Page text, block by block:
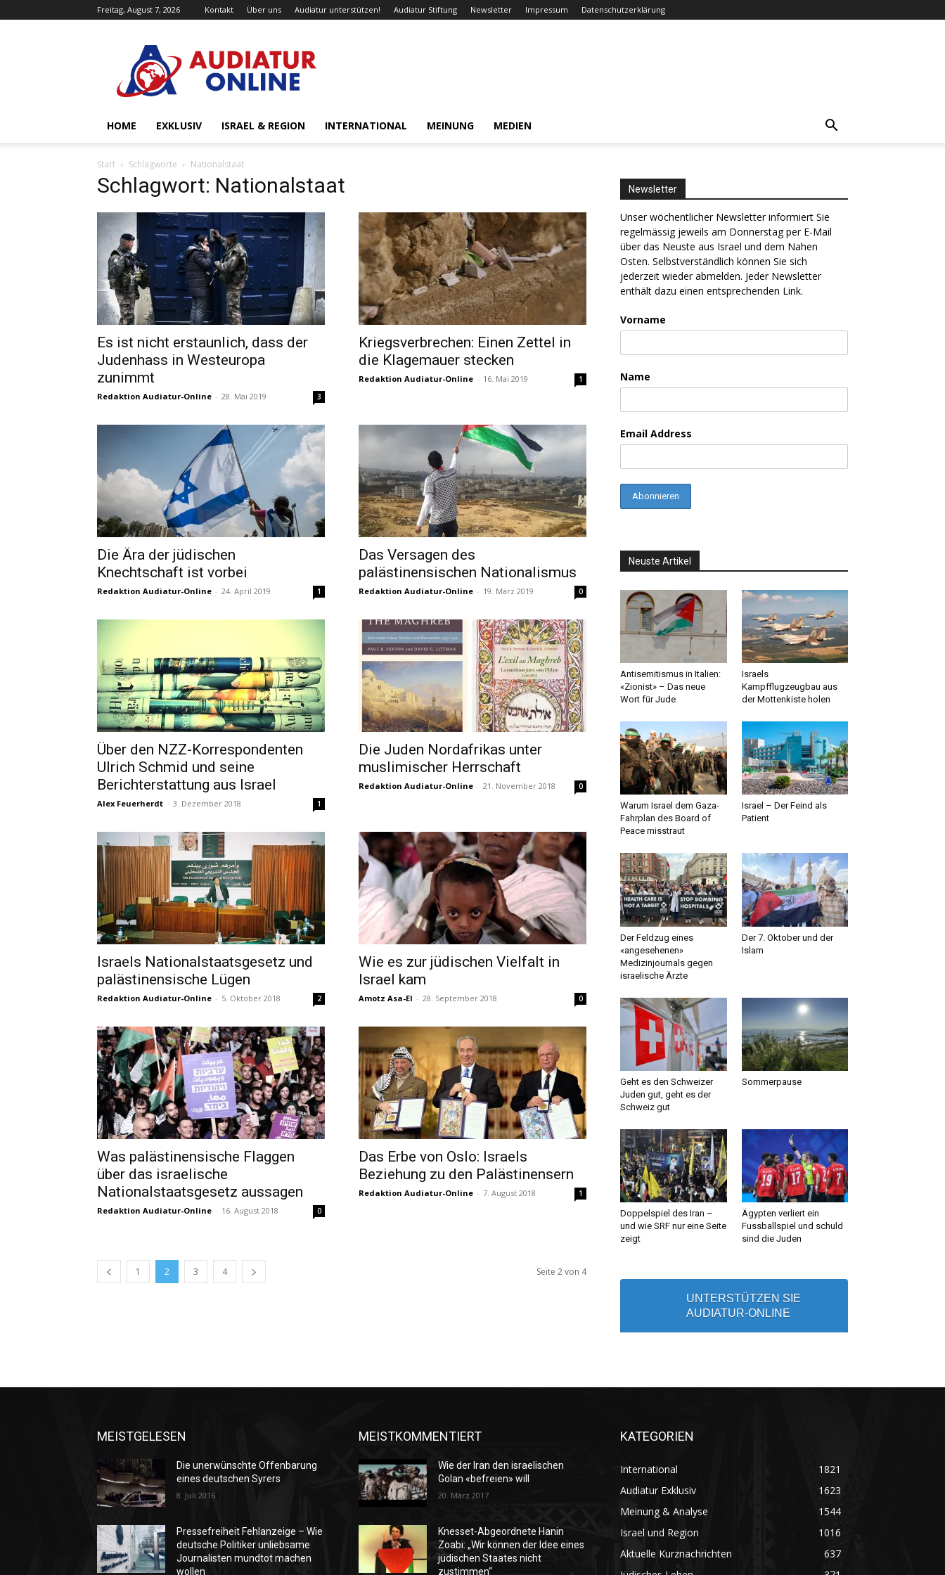
Freitag, August 7, 2026 Kontakt Über uns Audiatur unterstützen! Audiatur Stiftung Newsletter Impressum Datenschutzerklärung
Online
HOME EXKLUSIV ISRAEL & REGION INTERNATIONAL MEINUNG MEDIEN
Start Schlagworte Nationalstaat
Schlagwort: Nationalstaat
Es ist nicht erstaunlich, dass der
Judenhass in Westeuropa
zunimmt
Redaktion Audiatur-Online - 28. Mai 2019 3
Kriegsverbrechen: Einen Zettel in
die Klagemauer stecken
Redaktion Audiatur-Online - 16. Mai 2019 1
Die Ära der jüdischen
Knechtschaft ist vorbei
Redaktion Audiatur-Online - 24. April 2019 1
Das Versagen des
palästinensischen Nationalismus
Redaktion Audiatur-Online - 19. März 2019 0
Über den NZZ-Korrespondenten
Ulrich Schmid und seine
Berichterstattung aus Israel
Alex Feuerherdt - 3. Dezember 2018 1
Die Juden Nordafrikas unter
muslimischer Herrschaft
Redaktion Audiatur-Online - 21. November 2018 0
Israels Nationalstaatsgesetz und
palästinensische Lügen
Redaktion Audiatur-Online - 5. Oktober 2018 2
Wie es zur jüdischen Vielfalt in
Israel kam
Amotz Asa-El - 28. September 2018 0
Was palästinensische Flaggen
über das israelische
Nationalstaatsgesetz aussagen
Redaktion Audiatur-Online - 16. August 2018 0
Das Erbe von Oslo: Israels
Beziehung zu den Palästinensern
Redaktion Audiatur-Online - 7. August 2018 1
1 2 3 4 Seite 2 von 4
Newsletter
Unser wöchentlicher Newsletter informiert Sie
regelmässig jeweils am Donnerstag per E-Mail
über das Neuste aus Israel und dem Nahen
Osten. Selbstverständlich können Sie sich
jederzeit wieder abmelden. Jeder Newsletter
enthält dazu einen entsprechenden Link.
Vorname
Name
Email Address
Neuste Artikel
Antisemitismus in Italien:
«Zionist» – Das neue
Wort für Jude
Israels
Kampfflugzeugbau aus
der Mottenkiste holen
Warum Israel dem Gaza-
Fahrplan des Board of
Peace misstraut
Israel – Der Feind als
Patient
Der Feldzug eines
«angesehenen»
Medizinjournals gegen
israelische Ärzte
Der 7. Oktober und der
Islam
Geht es den Schweizer
Juden gut, geht es der
Schweiz gut
Sommerpause
Doppelspiel des Iran –
und wie SRF nur eine Seite
zeigt
Ägypten verliert ein
Fussballspiel und schuld
sind die Juden
UNTERSTÜTZEN SIE
AUDIATUR-ONLINE
MEISTGELESEN
Die unerwünschte Offenbarung
eines deutschen Syrers
8. Juli 2016
Pressefreiheit Fehlanzeige – Wie
deutsche Politiker unliebsame
Journalisten mundtot machen
wollen
MEISTKOMMENTIERT
Wie der Iran den israelischen
Golan «befreien» will
20. März 2017
Knesset-Abgeordnete Hanin
Zoabi: „Wir können der Idee eines
jüdischen Staates nicht
zustimmen“
KATEGORIEN
International
1821
Audiatur Exklusiv
1623
Meinung & Analyse
1544
Israel und Region
1016
Aktuelle Kurznachrichten
637